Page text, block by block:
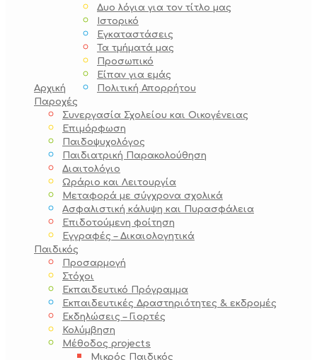
Αρχική
Δυο λόγια για τον τίτλο μας
Ιστορικό
Εγκαταστάσεις
Τα τμήματά μας
Προσωπικό
Είπαν για εμάς
Πολιτική Απορρήτου
Παροχές
Συνεργασία Σχολείου και Οικογένειας
Επιμόρφωση
Παιδοψυχολόγος
Παιδιατρική Παρακολούθηση
Διαιτολόγιο
Ωράριο και Λειτουργία
Μεταφορά με σύγχρονα σχολικά
Ασφαλιστική κάλυψη και Πυρασφάλεια
Επιδοτούμενη φοίτηση
Εγγραφές – Δικαιολογητικά
Παιδικός
Προσαρμογή
Στόχοι
Εκπαιδευτικό Πρόγραμμα
Εκπαιδευτικές Δραστηριότητες & εκδρομές
Εκδηλώσεις – Γιορτές
Κολύμβηση
Μέθοδος projects
Μικρός Παιδικός